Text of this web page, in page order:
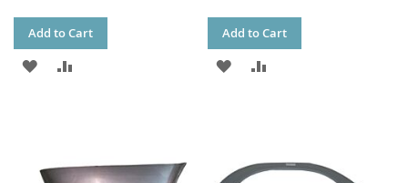
Add to Cart
ADD
Add to Cart
ADD
LIST